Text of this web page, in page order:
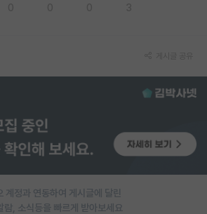
계정과 연동하여 게시글에 달린
람, 소식등을 빠르게 받아보세요